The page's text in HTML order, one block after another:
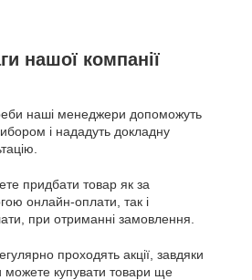
нашої компанії
наші менеджери допоможуть
і нададуть докладну
придбати товар як за
онлайн-оплати, так і
при отриманні замовлення.
проходять акції, завдяки
можете купувати товари ще